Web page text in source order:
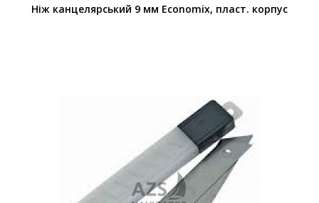
Ніж канцелярський 9 мм Economix, пласт. корпус